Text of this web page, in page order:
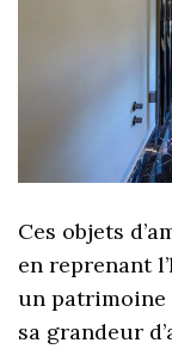
Ces objets
en reprenant
un
sa grandeur